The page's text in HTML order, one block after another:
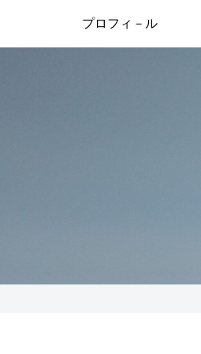
プロフィ－ル